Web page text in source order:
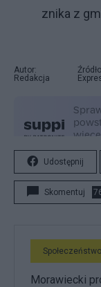
znika z
Autor:
Redakcja
Udostępnij
Skomentuj
Społeczeństwo
Morawiecki